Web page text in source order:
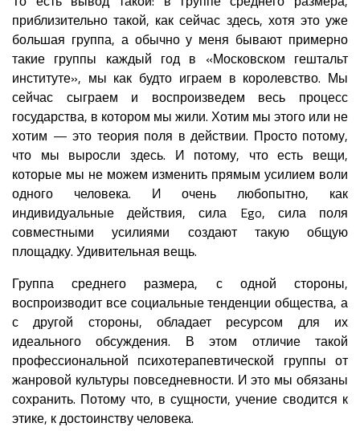
приблизительно такой, как сейчас здесь, хотя это уже
большая группа, а обычно у меня бывают примерно
такие группы каждый год в «Московском гештальт
институте», мы как будто играем в королевство. Мы
сейчас сыграем и воспроизведем весь процесс
государства, в котором мы жили. Хотим мы этого или не
хотим — это теория поля в действии. Просто потому,
что мы выросли здесь. И потому, что есть вещи,
которые мы не можем изменить прямым усилием воли
одного человека. И очень любопытно, как
индивидуальные действия, сила Ego, сила поля
совместными усилиями создают такую общую
площадку. Удивительная вещь.
Группа среднего размера, с одной стороны,
воспроизводит все социальные тенденции общества, а
с другой стороны, обладает ресурсом для их
идеального обсуждения. В этом отличие такой
профессиональной психотерапевтической группы от
жанровой культуры повседневности. И это мы обязаны
сохранить. Потому что, в сущности, учение сводится к
этике, к достоинству человека.